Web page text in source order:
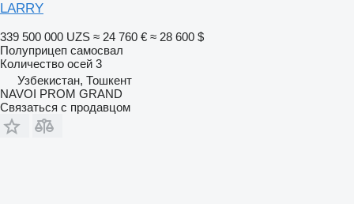
LARRY
339 500 000 UZS ≈ 24 760 € ≈ 28 600 $
Полуприцеп самосвал
Количество осей 3
Узбекистан, Тошкент
NAVOI PROM GRAND
Связаться с продавцом